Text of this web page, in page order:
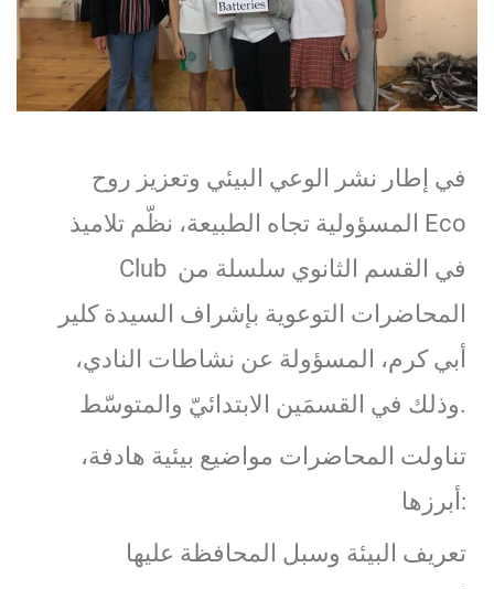
في إطار نشر الوعي البيئي وتعزيز روح
المسؤولية تجاه الطبيعة، نظّم تلاميذ Eco
Club في القسم الثانوي سلسلة من
المحاضرات التوعوية بإشراف السيدة كلير
أبي كرم، المسؤولة عن نشاطات النادي،
وذلك في القسمَين الابتدائيّ والمتوسّط.
تناولت المحاضرات مواضيع بيئية هادفة،
أبرزها:
تعريف البيئة وسبل المحافظة عليها